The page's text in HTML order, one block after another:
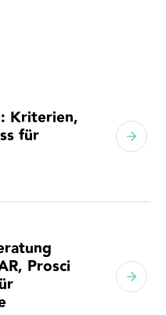
Kriterien,
für
Prosci